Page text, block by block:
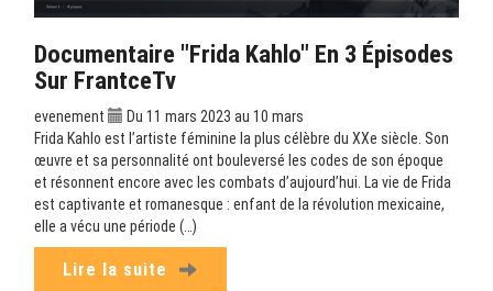
Documentaire "Frida Kahlo" En 3 Épisodes
Sur FrantceTv
evenement
Du 11 mars 2023 au 10 mars
Frida Kahlo est l’artiste féminine la plus célèbre du XXe siècle. Son
œuvre et sa personnalité ont bouleversé les codes de son époque
et résonnent encore avec les combats d’aujourd’hui. La vie de Frida
est captivante et romanesque : enfant de la révolution mexicaine,
elle a vécu une période (…)
Lire la suite